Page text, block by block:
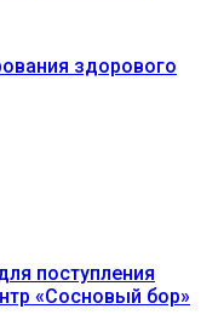
здорового
поступления
«Сосновый бор»